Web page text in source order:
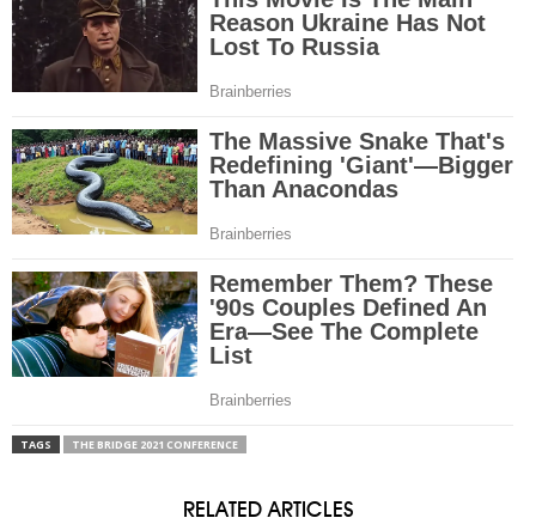
TAGS THE BRIDGE 2021 CONFERENCE
RELATED ARTICLES